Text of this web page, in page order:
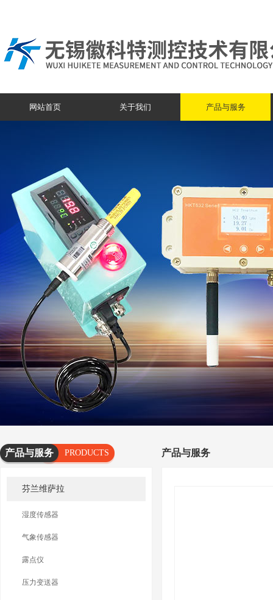
网站首页 关于我们 产品与服务
产品与服务
PRODUCTS
芬兰维萨拉
湿度传感器
气象传感器
露点仪
压力变送器
产品与服务